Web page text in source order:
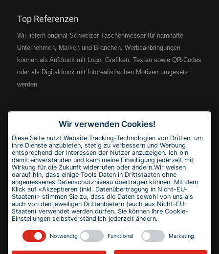
Top Referenzen
Wir liefern original Schweizer Taschenmesser für namhafte
Unternehmen, Marken und Branchen. Werbeanbringungen
können als Aufdruck mit Logo, Grafiken, Texten sowie QR-Codes
oder als Digitaldruck mit fotorealistischen Motiven umgesetzt
werden.
Wir helfen bei Ihrer individuellen Werbeanbringung und bieten
unschlagbare Preise.
Kundeninformation
Wir verkaufen nur an Geschäftskunden.
Nachweise gerne über Umsatzsteuer-Identifikationsnummer (Ust-
Id).
Wir verwenden Cookies!
Diese Seite nutzt Website Tracking-Technologien von Dritten, um
ihre Dienste anzubieten, stetig zu verbessern und Werbung
entsprechend der Interessen der Nutzer anzuzeigen. Ich bin
damit einverstanden und kann meine Einwilligung jederzeit mit
Wirkung für die Zukunft widerrufen oder ändern.Wir weisen
darauf hin, dass einige Tools Daten in Drittstaaten ohne
angemessenes Datenschutzniveau übertragen können. Mit dem
Klick auf «Akzeptieren (inkl. Datenübertragung in Nicht-EU-
Staaten)» stimmen Sie zu, dass die Daten sowohl von uns als
auch von den jeweiligen Drittanbietern (auch aus Nicht-EU-
Staaten) verwendet werden dürfen. Sie können Ihre Cookie-
Einstellungen selbstverständlich jederzeit ändern.
Notwendig Funktional Marketing